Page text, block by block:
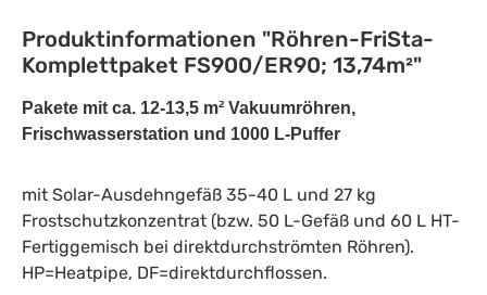
Produktinformationen "Röhren-FriSta-
Komplettpaket FS900/ER90; 13,74m²"
Pakete mit ca. 12-13,5 m² Vakuumröhren,
Frischwasserstation und 1000 L-Puffer
mit Solar-Ausdehngefäß 35-40 L und 27 kg
Frostschutzkonzentrat (bzw. 50 L-Gefäß und 60 L HT-
Fertiggemisch bei direktdurchströmten Röhren).
HP=Heatpipe, DF=direktdurchflossen.